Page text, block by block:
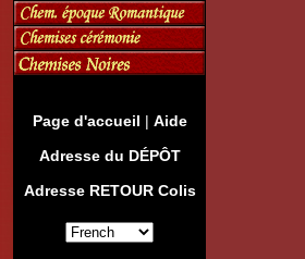
Page d'accueil | Aide
Adresse du DÉPÔT
Adresse RETOUR Colis